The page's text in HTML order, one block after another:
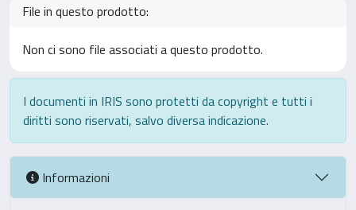
File in questo prodotto:
Non ci sono file associati a questo prodotto.
I documenti in IRIS sono protetti da copyright e tutti i
diritti sono riservati, salvo diversa indicazione.
Informazioni